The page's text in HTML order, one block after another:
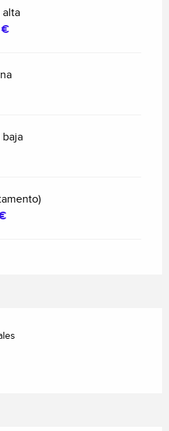
alta
€
baja